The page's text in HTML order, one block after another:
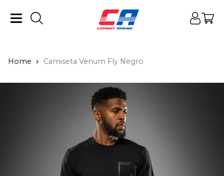
Home Camiseta Venum Fly Negro